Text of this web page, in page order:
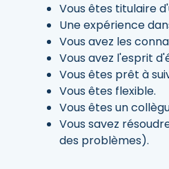
Vous êtes titulaire
Une expérience
Vous avez les
Vous avez l'esprit
Vous êtes prêt à
Vous êtes flexible.
Vous êtes un
Vous savez
des problèmes).